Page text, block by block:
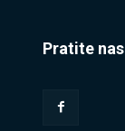
Pratite nas